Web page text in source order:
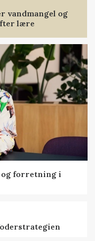
vandmangel og
lære
og forretning i